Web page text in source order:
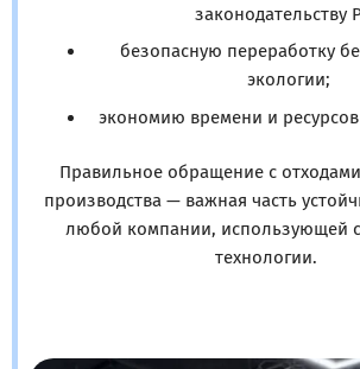
законодательству
безопасную переработку
экологии;
экономию времени и
Правильное обращение с
производства — важная часть
любой компании, использующей
технологии.